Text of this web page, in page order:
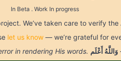
In Beta . Work In progress
We’ve taken care to verify
let us know — we’re grateful for
in rendering His words.
وَاللَّهُ أَعْلَم